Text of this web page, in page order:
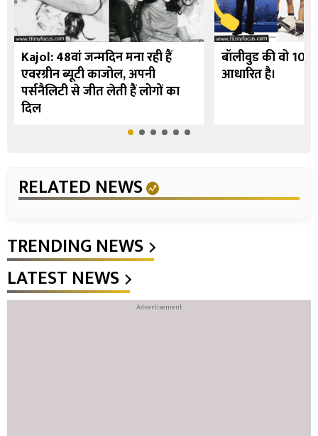
Kajol: 48वां जन्मदिन मना रही हैं
एवरग्रीन ब्यूटी काजोल, अपनी
पर्सनैलिटी से जीत लेती हैं लोगों का
दिल
बॉलीवुड की वो 10
आधारित है।
RELATED NEWS
TRENDING NEWS
LATEST NEWS